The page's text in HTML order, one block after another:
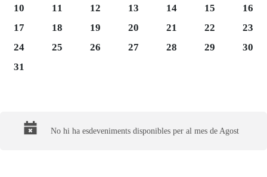
Dilluns 10
10 Dimarts 11
11 Dimecres 12
12 Dijous 13
13 Divendres 14
14 Dissabte 15
15
16
Dilluns 17
17 Dimarts 18
18 Dimecres 19
19 Dijous 20
20 Divendres 21
21 Dissabte 22
22
23
Dilluns 24
24 Dimarts 25
25 Dimecres 26
26 Dijous 27
27 Divendres 28
28 Dissabte 29
29
30
Dilluns 31
31
No hi ha esdeveniments disponibles per al mes de Agost